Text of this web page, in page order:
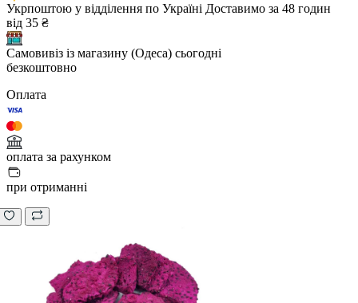
Укрпоштою у відділення по Україні Доставимо за 48 годин
від 35 ₴
Самовивіз із магазину (Одеса) сьогодні
безкоштовно
Оплата
оплата за рахунком
при отриманні